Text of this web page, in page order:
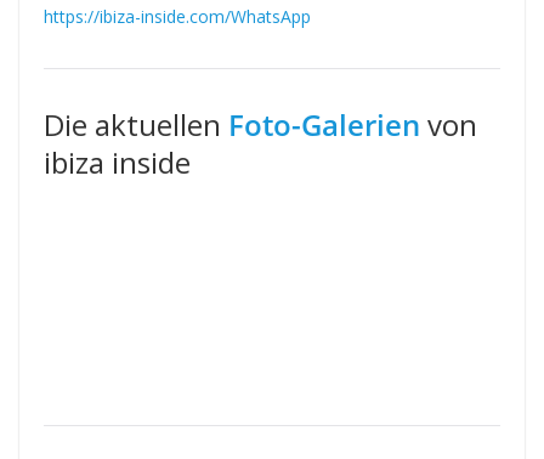
https://ibiza-inside.com/WhatsApp
Die aktuellen Foto-Galerien von
ibiza inside